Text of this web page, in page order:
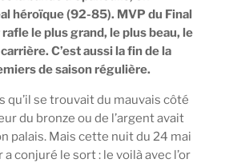
héroïque (92-85). MVP du Final
rafle le plus grand, le plus beau, le
C’est aussi la fin de la
de saison régulière.
qu’il se trouvait du mauvais côté
du bronze ou de l’argent avait
palais. Mais cette nuit du 24 mai
conjuré le sort : le voilà avec l’or